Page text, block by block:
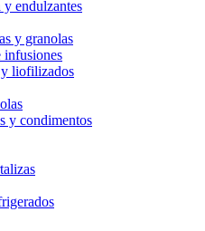
y endulzantes
y granolas
infusiones
liofilizados
y condimentos